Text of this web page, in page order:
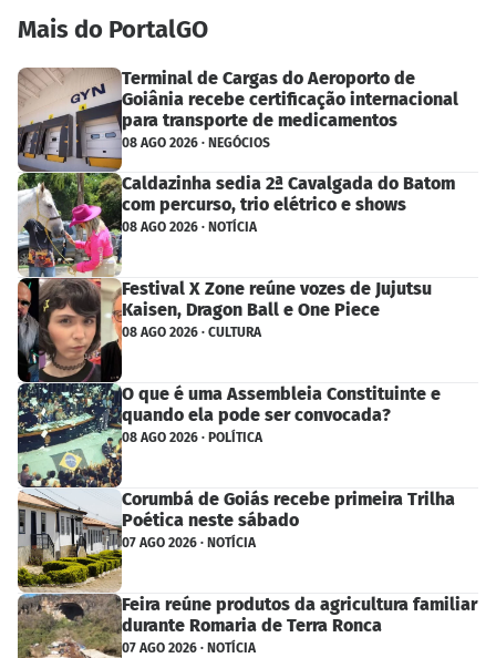
Mais do PortalGO
Terminal de Cargas do Aeroporto de
Goiânia recebe certificação internacional
para transporte de medicamentos
08 AGO 2026 · NEGÓCIOS
Caldazinha sedia 2ª Cavalgada do Batom
com percurso, trio elétrico e shows
08 AGO 2026 · NOTÍCIA
Festival X Zone reúne vozes de Jujutsu
Kaisen, Dragon Ball e One Piece
08 AGO 2026 · CULTURA
O que é uma Assembleia Constituinte e
quando ela pode ser convocada?
08 AGO 2026 · POLÍTICA
Corumbá de Goiás recebe primeira Trilha
Poética neste sábado
07 AGO 2026 · NOTÍCIA
Feira reúne produtos da agricultura familiar
durante Romaria de Terra Ronca
07 AGO 2026 · NOTÍCIA